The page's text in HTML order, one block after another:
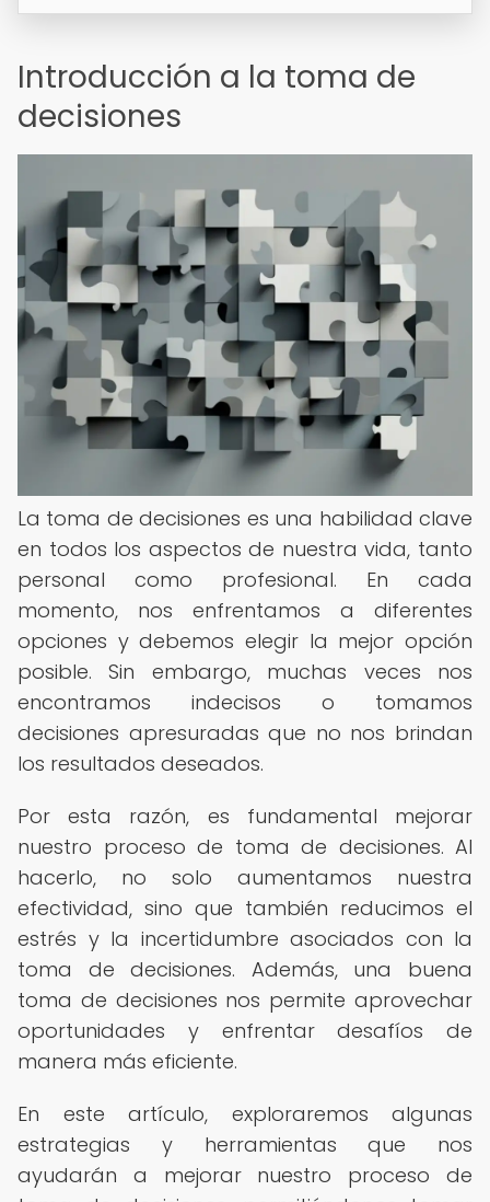
Introducción a la toma de
decisiones
La toma de decisiones es una habilidad clave
en todos los aspectos de nuestra vida, tanto
personal como profesional. En cada
momento, nos enfrentamos a diferentes
opciones y debemos elegir la mejor opción
posible. Sin embargo, muchas veces nos
encontramos indecisos o tomamos
decisiones apresuradas que no nos brindan
los resultados deseados.
Por esta razón, es fundamental mejorar
nuestro proceso de toma de decisiones. Al
hacerlo, no solo aumentamos nuestra
efectividad, sino que también reducimos el
estrés y la incertidumbre asociados con la
toma de decisiones. Además, una buena
toma de decisiones nos permite aprovechar
oportunidades y enfrentar desafíos de
manera más eficiente.
En este artículo, exploraremos algunas
estrategias y herramientas que nos
ayudarán a mejorar nuestro proceso de